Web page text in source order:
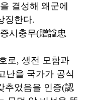
결성해 왜군에
징한다.
시충무(贈諡忠
로, 생전 모함과
난을 국가가 공식
추었음을 인증(認